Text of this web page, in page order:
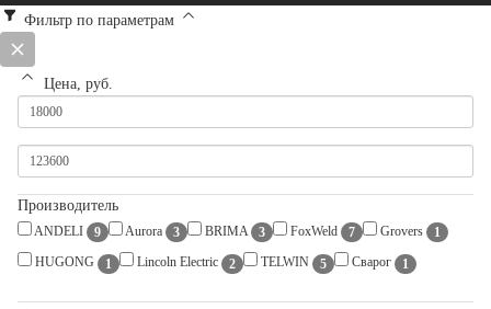
Фильтр по параметрам
Цена, руб.
Производитель
ANDELI 9 Aurora 3 BRIMA 3 FoxWeld 7 Grovers
1
HUGONG
1 Lincoln Electric 2 TELWIN 5 Сварог 1